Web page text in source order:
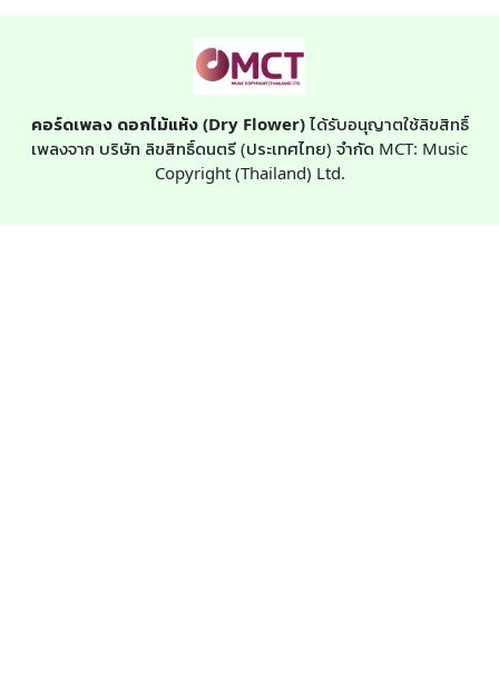
คอร์ดเพลง ดอกไม้แห้ง (Dry Flower)ได้รับอนุญาตใช้ลิขสิทธิ์
เพลงจาก บริษัท ลิขสิทธิ์ดนตรี (ประเทศไทย) จำกัด MCT: Music
Copyright (Thailand) Ltd.